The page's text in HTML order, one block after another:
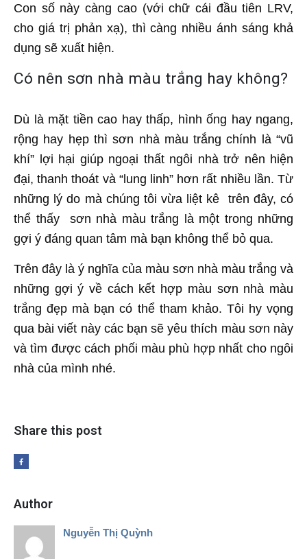
Con số này càng cao (với chữ cái đầu tiên LRV,
cho giá trị phản xạ), thì càng nhiều ánh sáng khả
dụng sẽ xuất hiện.
Có nên sơn nhà màu trắng hay không?
Dù là mặt tiền cao hay thấp, hình ống hay ngang,
rộng hay hẹp thì sơn nhà màu trắng chính là “vũ
khí” lợi hại giúp ngoại thất ngôi nhà trở nên hiện
đại, thanh thoát và “lung linh” hơn rất nhiều lần. Từ
những lý do mà chúng tôi vừa liệt kê trên đây, có
thể thấy sơn nhà màu trắng là một trong những
gợi ý đáng quan tâm mà bạn không thể bỏ qua.
Trên đây là ý nghĩa của màu sơn nhà màu trắng và
những gợi ý về cách kết hợp màu sơn nhà màu
trắng đẹp mà bạn có thể tham khảo. Tôi hy vọng
qua bài viết này các bạn sẽ yêu thích màu sơn này
và tìm được cách phối màu phù hợp nhất cho ngôi
nhà của mình nhé.
Share this post
Author
Nguyễn Thị Quỳnh